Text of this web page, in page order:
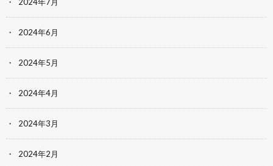
2024年6月
2024年5月
2024年4月
2024年3月
2024年2月